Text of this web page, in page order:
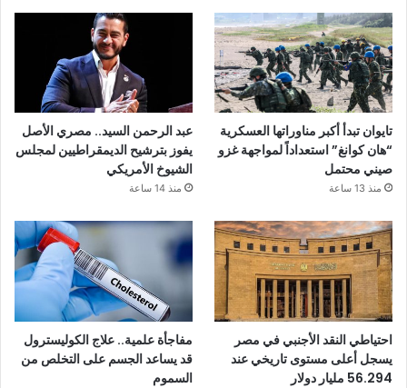
تايوان تبدأ أكبر مناوراتها العسكرية
“هان كوانغ” استعداداً لمواجهة غزو
صيني محتمل
منذ 13 ساعة
عبد الرحمن السيد.. مصري الأصل
يفوز بترشيح الديمقراطيين لمجلس
الشيوخ الأمريكي
منذ 14 ساعة
احتياطي النقد الأجنبي في مصر
يسجل أعلى مستوى تاريخي عند
56.294 مليار دولار
مفاجأة علمية.. علاج الكوليسترول
قد يساعد الجسم على التخلص من
السموم